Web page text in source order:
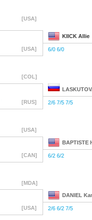
[USA]
KIICK Allie
[USA] 6/0 6/0
[COL]
[RUS] 2/6 7/5 7/5
[USA]
BAPTISTE
[CAN] 6/2 6/2
[MDA]
DANIEL
[USA] 2/6 6/2 7/5